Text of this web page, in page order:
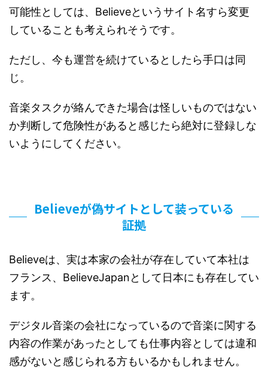
可能性としては、Believeというサイト名すら変更
していることも考えられそうです。
ただし、今も運営を続けているとしたら手口は同
じ。
音楽タスクが絡んできた場合は怪しいものではない
か判断して危険性があると感じたら絶対に登録しな
いようにしてください。
Believeが偽サイトとして装っている
証拠
Believeは、実は本家の会社が存在していて本社は
フランス、BelieveJapanとして日本にも存在してい
ます。
デジタル音楽の会社になっているので音楽に関する
内容の作業があったとしても仕事内容としては違和
感がないと感じられる方もいるかもしれません。